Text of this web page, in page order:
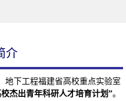
介
地下工程福建省高校重点实验室
杰出青年科研人才培育计划”。